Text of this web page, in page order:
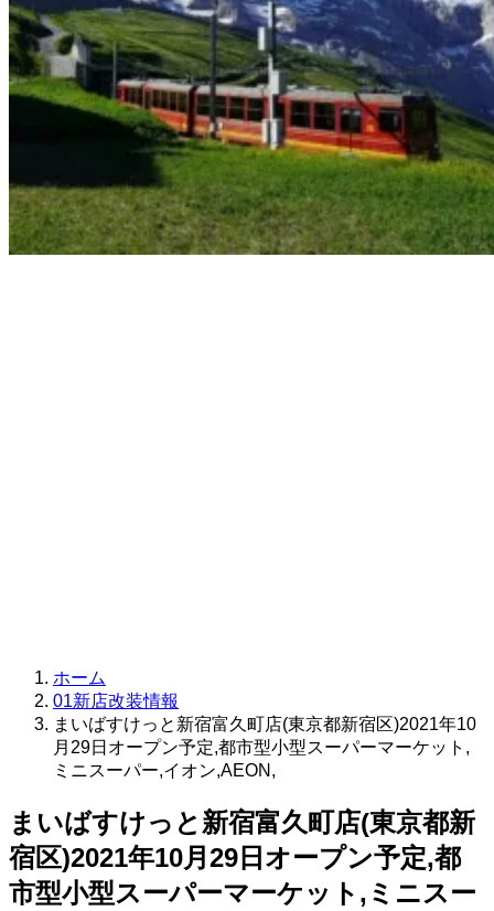
ホーム
01新店改装情報
まいばすけっと新宿富久町店(東京都新宿区)2021年10
月29日オープン予定,都市型小型スーパーマーケット,
ミニスーパー,イオン,AEON,
まいばすけっと新宿富久町店(東京都新
宿区)2021年10月29日オープン予定,都
市型小型スーパーマーケット,ミニスー